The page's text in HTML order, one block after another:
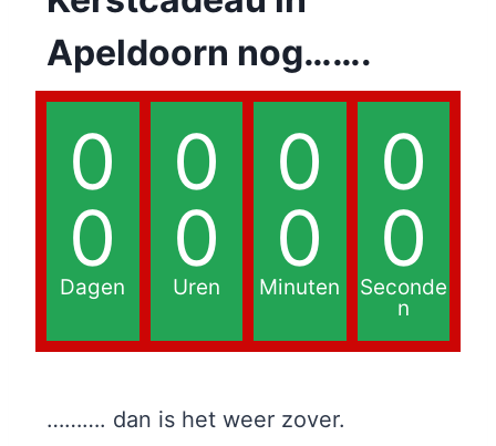
Apeldoorn nog…….
0
0
Dagen
0
0
Uren
0
0
Minuten
0
0
Seconde
n
………. dan is het weer zover.